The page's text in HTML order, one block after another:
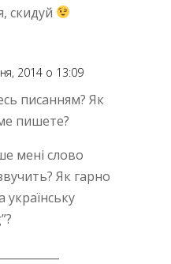
скидуй
2014 о 13:09
писанням? Як
пишете?
мені слово
Як гарно
українську